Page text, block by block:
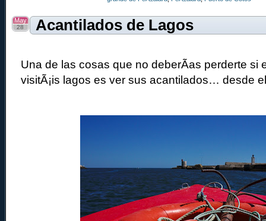
Acantilados de Lagos
May
28
Una de las cosas que no deberÃ­as perderte si
visitÃ¡is lagos es ver sus acantilados… desde